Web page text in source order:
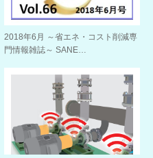
2018年6月 ～省エネ・コスト削減専
門情報雑誌～ SANE…